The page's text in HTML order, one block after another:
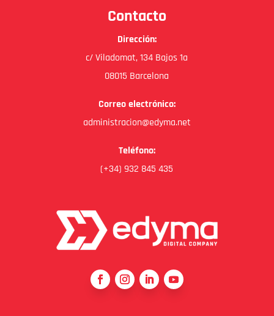
Contacto
Dirección:
c/ Viladomat, 134 Bajos 1a
08015 Barcelona
Correo electrónico:
administracion@edyma.net
Teléfono:
(+34) 932 845 435